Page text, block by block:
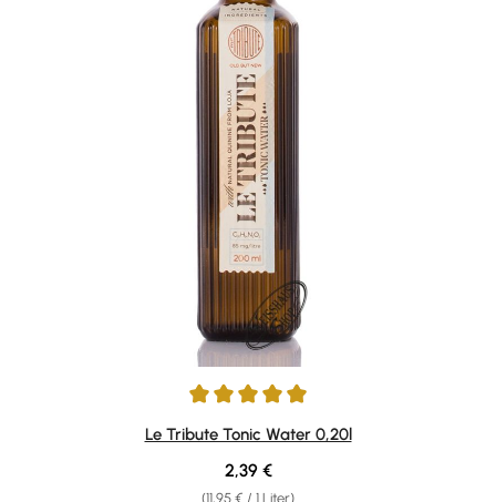
Durchschnittliche Bewertung von 4.88 von 5 Sternen
Le Tribute Tonic Water 0,20l
(11,95 € / 1 Liter)
Regulärer Preis:
2,39 €